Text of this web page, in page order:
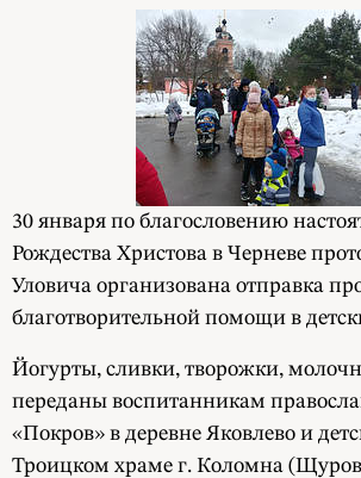
30 января по благословению
Рождества Христова в Черневе
Уловича организована отправка
благотворительной помощи в
Йогурты, сливки, творожки,
переданы воспитанникам
«Покров» в деревне Яковлево и
Троицком храме г. Коломна